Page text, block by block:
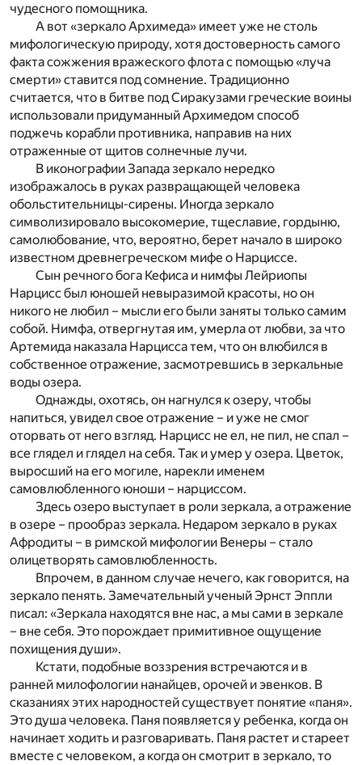
чудесного помощника.
А вот «зеркало Архимеда» имеет уже не столь
мифологическую природу, хотя достоверность самого
факта сожжения вражеского флота с помощью «луча
смерти» ставится под сомнение. Традиционно
считается, что в битве под Сиракузами греческие воины
использовали придуманный Архимедом способ
поджечь корабли противника, направив на них
отраженные от щитов солнечные лучи.
В иконографии Запада зеркало нередко
изображалось в руках развращающей человека
обольстительницы-сирены. Иногда зеркало
символизировало высокомерие, тщеславие, гордыню,
самолюбование, что, вероятно, берет начало в широко
известном древнегреческом мифе о Нарциссе.
Сын речного бога Кефиса и нимфы Лейриопы
Нарцисс был юношей невыразимой красоты, но он
никого не любил – мысли его были заняты только самим
собой. Нимфа, отвергнутая им, умерла от любви, за что
Артемида наказала Нарцисса тем, что он влюбился в
собственное отражение, засмотревшись в зеркальные
воды озера.
Однажды, охотясь, он нагнулся к озеру, чтобы
напиться, увидел свое отражение – и уже не смог
оторвать от него взгляд. Нарцисс не ел, не пил, не спал –
все глядел и глядел на себя. Так и умер у озера. Цветок,
выросший на его могиле, нарекли именем
самовлюбленного юноши – нарциссом.
Здесь озеро выступает в роли зеркала, а отражение
в озере – прообраз зеркала. Недаром зеркало в руках
Афродиты – в римской мифологии Венеры – стало
олицетворять самовлюбленность.
Впрочем, в данном случае нечего, как говорится, на
зеркало пенять. Замечательный ученый Эрнст Эппли
писал: «Зеркала находятся вне нас, а мы сами в зеркале
– вне себя. Это порождает примитивное ощущение
похищения души».
Кстати, подобные воззрения встречаются и в
ранней милофологии нанайцев, орочей и эвенков. В
сказаниях этих народностей существует понятие «паня».
Это душа человека. Паня появляется у ребенка, когда он
начинает ходить и разговаривать. Паня растет и стареет
вместе с человеком, а когда он смотрит в зеркало, то